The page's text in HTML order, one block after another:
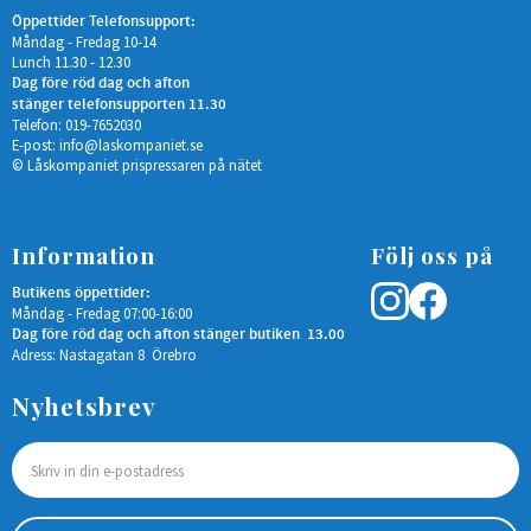
Öppettider Telefonsupport:
Måndag - Fredag 10-14
Lunch 11.30 - 12.30
Dag före röd dag och afton
stänger telefonsupporten 11.30
Telefon: 019-7652030
E-post: info@laskompaniet.se
© Låskompaniet prispressaren på nätet
Information
Butikens öppettider:
Måndag - Fredag 07:00-16:00
Dag före röd dag och afton stänger butiken 13.00
Adress: Nastagatan 8 Örebro
Följ oss på
Nyhetsbrev